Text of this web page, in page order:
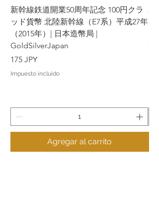
新幹線鉄道開業50周年記念 100円クラ
ッド貨幣 北陸新幹線（E7系）平成27年
（2015年）| 日本造幣局 |
GoldSilverJapan
Precio
175 JPY
Impuesto incluido
Agregar al carrito